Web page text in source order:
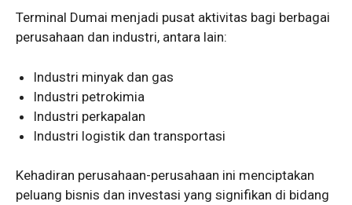
Terminal Dumai menjadi pusat aktivitas bagi berbagai
perusahaan dan industri, antara lain:
Industri minyak dan gas
Industri petrokimia
Industri perkapalan
Industri logistik dan transportasi
Kehadiran perusahaan-perusahaan ini menciptakan
peluang bisnis dan investasi yang signifikan di bidang